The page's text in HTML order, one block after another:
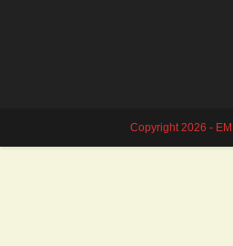
Copyright 2026 -